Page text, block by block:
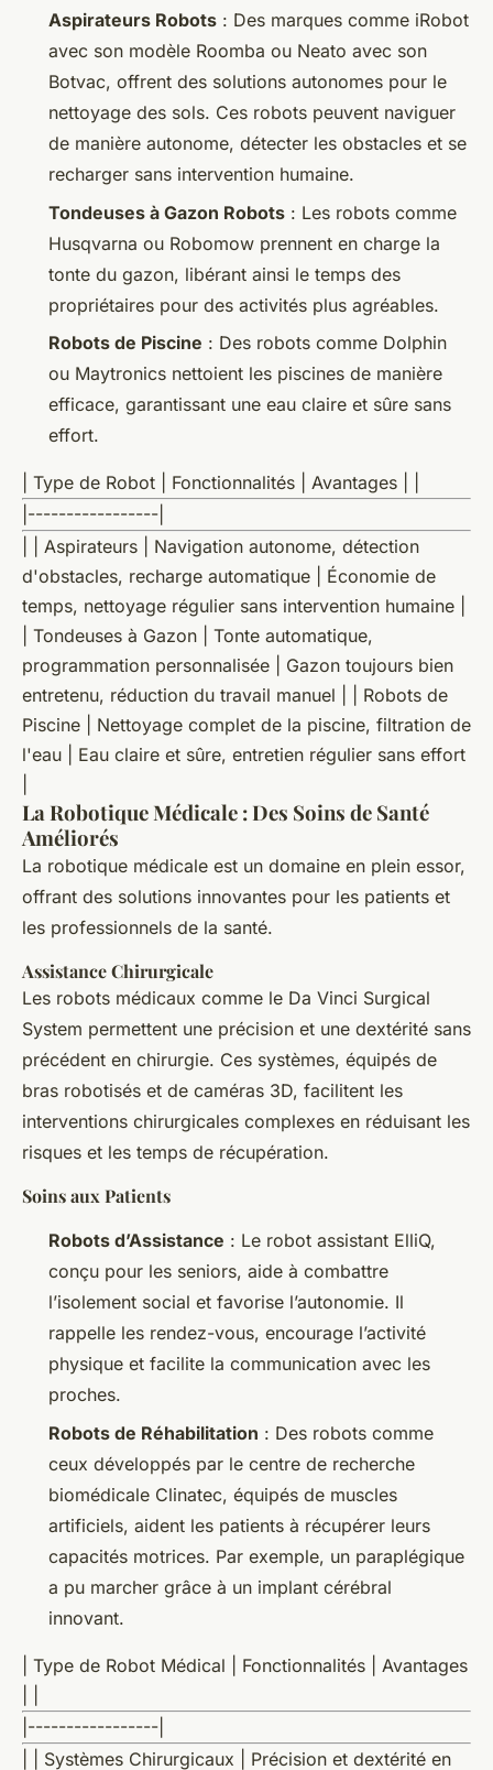
Aspirateurs Robots : Des marques comme iRobot
avec son modèle Roomba ou Neato avec son
Botvac, offrent des solutions autonomes pour le
nettoyage des sols. Ces robots peuvent naviguer
de manière autonome, détecter les obstacles et se
recharger sans intervention humaine.
Tondeuses à Gazon Robots : Les robots comme
Husqvarna ou Robomow prennent en charge la
tonte du gazon, libérant ainsi le temps des
propriétaires pour des activités plus agréables.
Robots de Piscine : Des robots comme Dolphin
ou Maytronics nettoient les piscines de manière
efficace, garantissant une eau claire et sûre sans
effort.
| Type de Robot | Fonctionnalités | Avantages | |
|-----------------|
| | Aspirateurs | Navigation autonome, détection
d'obstacles, recharge automatique | Économie de
temps, nettoyage régulier sans intervention humaine |
| Tondeuses à Gazon | Tonte automatique,
programmation personnalisée | Gazon toujours bien
entretenu, réduction du travail manuel | | Robots de
Piscine | Nettoyage complet de la piscine, filtration de
l'eau | Eau claire et sûre, entretien régulier sans effort
La Robotique Médicale : Des Soins de Santé
Améliorés
La robotique médicale est un domaine en plein essor,
offrant des solutions innovantes pour les patients et
les professionnels de la santé.
Assistance Chirurgicale
Les robots médicaux comme le Da Vinci Surgical
System permettent une précision et une dextérité sans
précédent en chirurgie. Ces systèmes, équipés de
bras robotisés et de caméras 3D, facilitent les
interventions chirurgicales complexes en réduisant les
risques et les temps de récupération.
Soins aux Patients
Robots d’Assistance : Le robot assistant ElliQ,
conçu pour les seniors, aide à combattre
l’isolement social et favorise l’autonomie. Il
rappelle les rendez-vous, encourage l’activité
physique et facilite la communication avec les
proches.
Robots de Réhabilitation : Des robots comme
ceux développés par le centre de recherche
biomédicale Clinatec, équipés de muscles
artificiels, aident les patients à récupérer leurs
capacités motrices. Par exemple, un paraplégique
a pu marcher grâce à un implant cérébral
innovant.
| Type de Robot Médical | Fonctionnalités | Avantages
|-----------------|
| | Systèmes Chirurgicaux | Précision et dextérité en